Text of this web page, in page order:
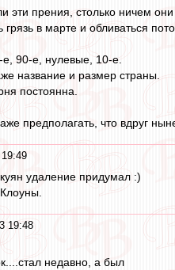
эти прения, столько ничем
в марте и обливаться
90-е, нулевые, 10-е.
название и размер страны.
постоянна.
предполагать, что вдруг
удаление придумал :)
19:48
недавно, а был